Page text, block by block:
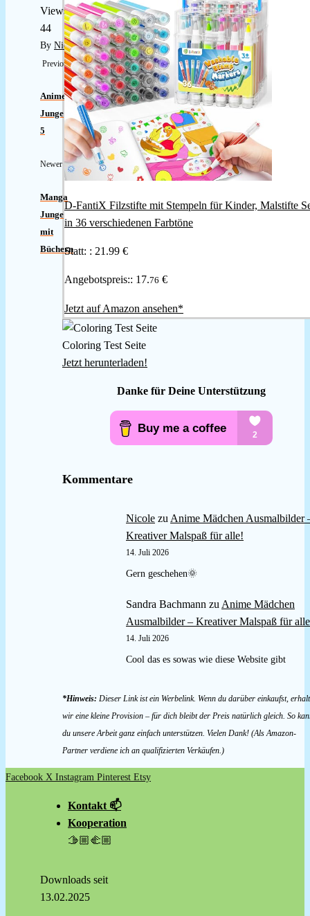
Views:
44
By Nicole
Previous
Anime
Junge
5
Newer
Manga
Junge
mit
Büchern
D-FantiX Filzstifte mit Stempeln für Kinder, Malstifte
in 36 verschiedenen Farbtöne
Statt: : 21.99 €
Angebotspreis:: 17.76 €
Jetzt auf Amazon ansehen*
Coloring Test Seite
Jetzt herunterladen!
Danke für Deine Unterstützung
Kommentare
Nicole zu Anime Mädchen Ausmalbilder
Kreativer Malspaß für alle!
14. Juli 2026
Gern geschehen🌞
Sandra Bachmann zu Anime Mädchen
Ausmalbilder – Kreativer Malspaß für
14. Juli 2026
Cool das es sowas wie diese Website gibt
*Hinweis: Dieser Link ist ein Werbelink. Wenn du darüber einkaufst,
wir eine kleine Provision – für dich bleibt der Preis natürlich gleich. So
du unsere Arbeit ganz einfach unterstützen. Vielen Dank! (Als Amazon-
Partner verdiene ich an qualifizierten Verkäufen.)
Facebook X Instagram Pinterest Etsy
Kontakt 📫
Kooperation
🫱🏼‍🫲🏼
Downloads seit
13.02.2025